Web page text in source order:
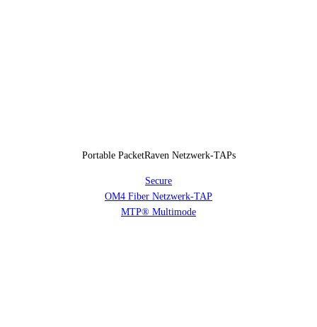
Portable PacketRaven Netzwerk-TAPs
Secure
OM4 Fiber Netzwerk-TAP
MTP® Multimode